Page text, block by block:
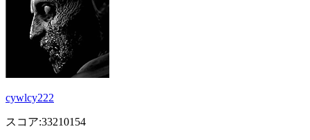
cywlcy222
スコア:33210154